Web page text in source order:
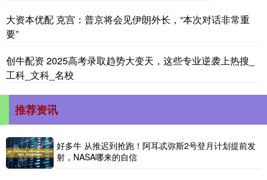
大资本优配 克宫：普京将会见伊朗外长，“本次对话非常重
要”
创牛配资 2025高考录取趋势大变天，这些专业逆袭上热搜_
工科_文科_名校
推荐资讯
好多牛 从推迟到抢跑！阿耳忒弥斯2号登月计划提前发
射，NASA哪来的自信